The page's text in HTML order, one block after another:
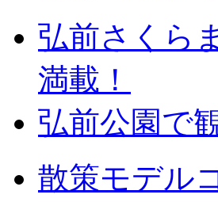
弘前さくら
満載！
弘前公園で
散策モデル